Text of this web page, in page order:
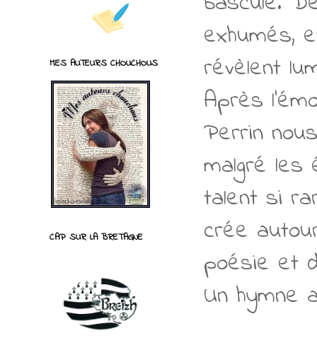
exhumés,
révèlent
Après
Perrin
malgré les
talent si
crée
poésie et
Un hymne
MES AUTEURS CHOUCHOUS
CAP SUR LA BRETAGNE